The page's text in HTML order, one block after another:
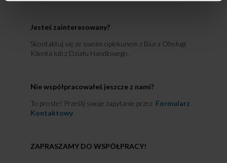
Jesteś zainteresowany?
Skontaktuj się ze swoim opiekunem z Biura Obsługi
Klienta lub z Działu Handlowego.
Nie współpracowałeś jeszcze z nami?
To proste! Prześlij swoje zapytanie przez Formularz
Kontaktowy
ZAPRASZAMY DO WSPÓŁPRACY!